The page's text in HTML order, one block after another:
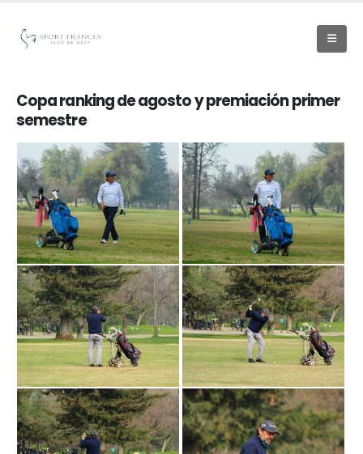
Copa ranking de agosto y premiación primer
semestre